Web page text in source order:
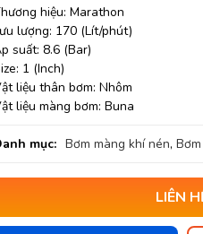
hiệu: Marathon
lượng: 170 (Lít/phút)
suất: 8.6 (Bar)
1 (Inch)
liệu thân bơm: Nhôm
liệu màng bơm: Buna
mục: Bơm màng khí nén,
LIÊN